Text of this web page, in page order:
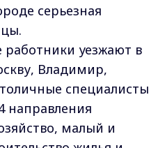
серьезная
уезжают в
Владимир,
специалисты
направления
малый и